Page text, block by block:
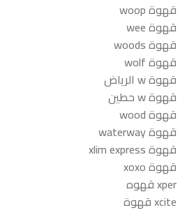
قهوة woop
قهوة wee
قهوة woods
قهوة wolf
قهوة w الرياض
قهوة w حطين
قهوة wood
قهوة waterway
قهوة xlim express
قهوة xoxo
xper قهوه
xcite قهوة